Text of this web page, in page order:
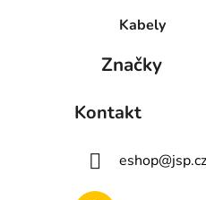
Kabely
Značky
Kontakt
eshop@jsp.cz